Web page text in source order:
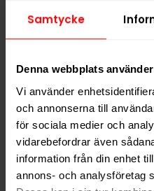
Samtycke
Denna webbplats
Vi använder
och annonserna till
för sociala medier och
vidarebefordrar även
information från din enhet
annons- och analysföretag
Format
Styrka
Nikotin per gram
Nikotin per portion